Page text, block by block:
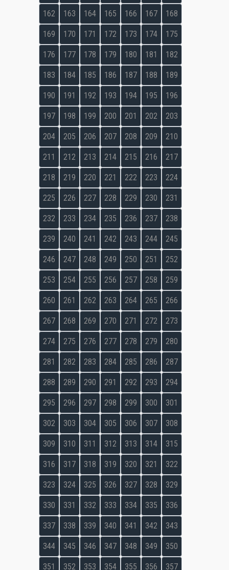
162 163 164 165 166 167 168
169 170 171 172 173 174 175
176 177 178 179 180 181 182
183 184 185 186 187 188 189
190 191 192 193 194 195 196
197 198 199 200 201 202 203
204 205 206 207 208 209 210
211 212 213 214 215 216 217
218 219 220 221 222 223 224
225 226 227 228 229 230 231
232 233 234 235 236 237 238
239 240 241 242 243 244 245
246 247 248 249 250 251 252
253 254 255 256 257 258 259
260 261 262 263 264 265 266
267 268 269 270 271 272 273
274 275 276 277 278 279 280
281 282 283 284 285 286 287
288 289 290 291 292 293 294
295 296 297 298 299 300 301
302 303 304 305 306 307 308
309 310 311 312 313 314 315
316 317 318 319 320 321 322
323 324 325 326 327 328 329
330 331 332 333 334 335 336
337 338 339 340 341 342 343
344 345 346 347 348 349 350
351 352 353 354 355 356 357